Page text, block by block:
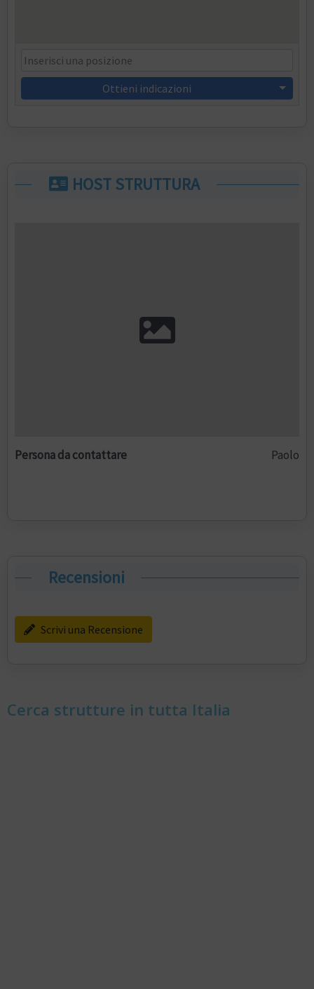
Ottieni indicazioni
HOST STRUTTURA
Persona da contattare Paolo
Recensioni
Scrivi una Recensione
Cerca strutture in tutta Italia